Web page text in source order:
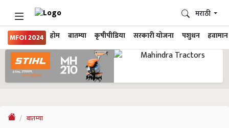
MFOI 2024 होम बातम्या कृषीपीडिया सरकारी योजना पशुधन हवामान
मराठी
बातम्या